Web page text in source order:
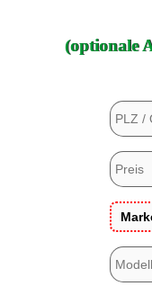
(optionale